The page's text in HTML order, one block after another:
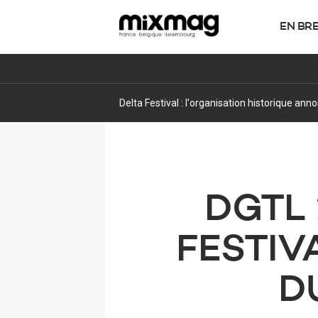
EN
Delta Festival : l'organisation historique
DGTL